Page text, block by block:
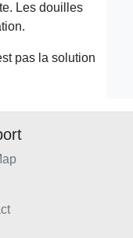
Les douilles
pas la solution